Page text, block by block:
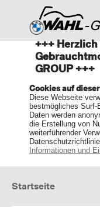
+++
GROUP +++
Cookies auf
Diese Webseite
bestmögliches
Daten werden
die Erstellung von
weiterführender
Informationen und
Startseite